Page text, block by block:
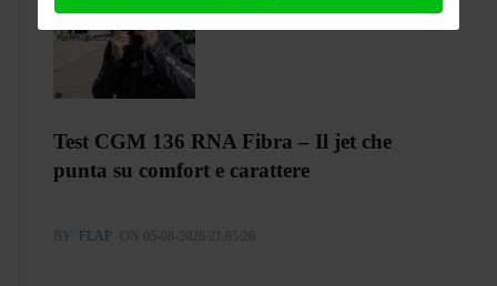
Test CGM 136 RNA Fibra – Il jet che
punta su comfort e carattere
BY FLAP ON 05-08-2026 21:05:26